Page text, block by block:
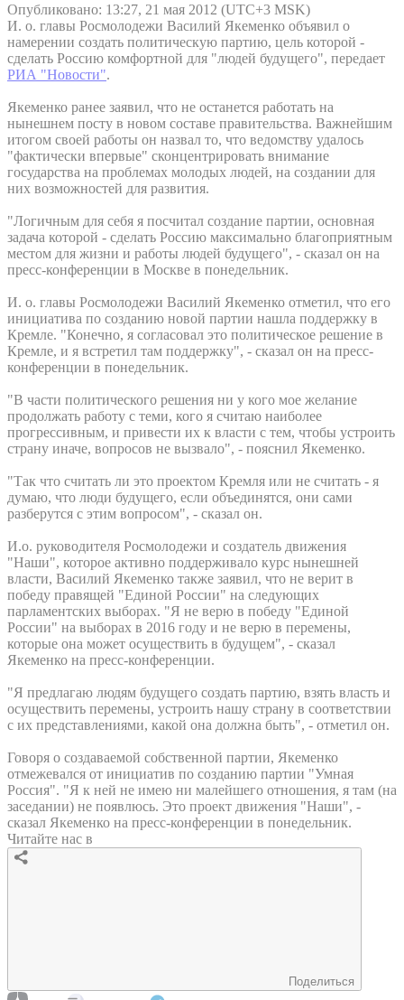
Опубликовано: 13:27, 21 мая 2012 (UTC+3 MSK)
И. о. главы Росмолодежи Василий Якеменко объявил о
намерении создать политическую партию, цель которой -
сделать Россию комфортной для "людей будущего", передает
РИА "Новости".
Якеменко ранее заявил, что не останется работать на
нынешнем посту в новом составе правительства. Важнейшим
итогом своей работы он назвал то, что ведомству удалось
"фактически впервые" сконцентрировать внимание
государства на проблемах молодых людей, на создании для
них возможностей для развития.
"Логичным для себя я посчитал создание партии, основная
задача которой - сделать Россию максимально благоприятным
местом для жизни и работы людей будущего", - сказал он на
пресс-конференции в Москве в понедельник.
И. о. главы Росмолодежи Василий Якеменко отметил, что его
инициатива по созданию новой партии нашла поддержку в
Кремле. "Конечно, я согласовал это политическое решение в
Кремле, и я встретил там поддержку", - сказал он на пресс-
конференции в понедельник.
"В части политического решения ни у кого мое желание
продолжать работу с теми, кого я считаю наиболее
прогрессивным, и привести их к власти с тем, чтобы устроить
страну иначе, вопросов не вызвало", - пояснил Якеменко.
"Так что считать ли это проектом Кремля или не считать - я
думаю, что люди будущего, если объединятся, они сами
разберутся с этим вопросом", - сказал он.
И.о. руководителя Росмолодежи и создатель движения
"Наши", которое активно поддерживало курс нынешней
власти, Василий Якеменко также заявил, что не верит в
победу правящей "Единой России" на следующих
парламентских выборах. "Я не верю в победу "Единой
России" на выборах в 2016 году и не верю в перемены,
которые она может осуществить в будущем", - сказал
Якеменко на пресс-конференции.
"Я предлагаю людям будущего создать партию, взять власть и
осуществить перемены, устроить нашу страну в соответствии
с их представлениями, какой она должна быть", - отметил он.
Говоря о создаваемой собственной партии, Якеменко
отмежевался от инициатив по созданию партии "Умная
Россия". "Я к ней не имею ни малейшего отношения, я там (на
заседании) не появлюсь. Это проект движения "Наши", -
сказал Якеменко на пресс-конференции в понедельник.
Читайте нас в
Поделиться